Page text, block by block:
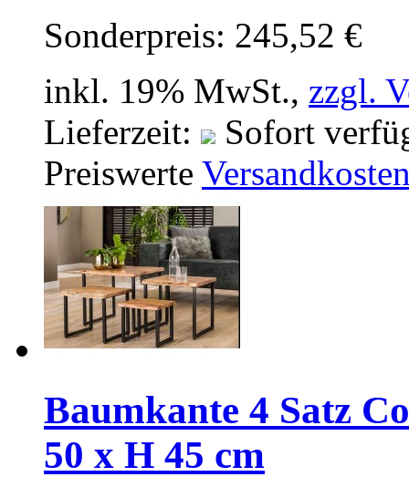
Sonderpreis: 245,52 €
inkl. 19% MwSt., zzgl.
Lieferzeit:
Sofort
Preiswerte
Baumkante 4 Satz
50 x H 45 cm